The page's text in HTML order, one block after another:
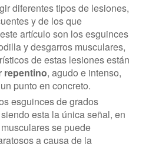
diferentes tipos de lesiones,
y de los que
artículo son los esguinces
y desgarros musculares,
de estas lesiones están
repentino, agudo e intenso,
punto en concreto.
esguinces de grados
esta la única señal, en
se puede
a causa de la